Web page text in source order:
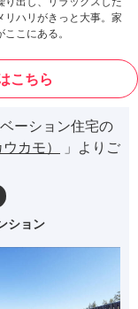
リハリがきっと大事。家
こにある。
こちら
ーション住宅の
カモ）
」よりご
ション